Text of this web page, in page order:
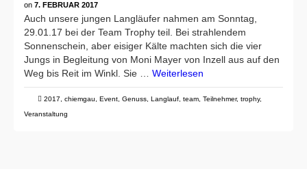
on 7. FEBRUAR 2017
Auch unsere jungen Langläufer nahmen am Sonntag,
29.01.17 bei der Team Trophy teil. Bei strahlendem
Sonnenschein, aber eisiger Kälte machten sich die vier
Jungs in Begleitung von Moni Mayer von Inzell aus auf den
Weg bis Reit im Winkl. Sie … Weiterlesen
2017 chiemgau Event Genuss Langlauf team Teilnehmer, trophy,
Veranstaltung